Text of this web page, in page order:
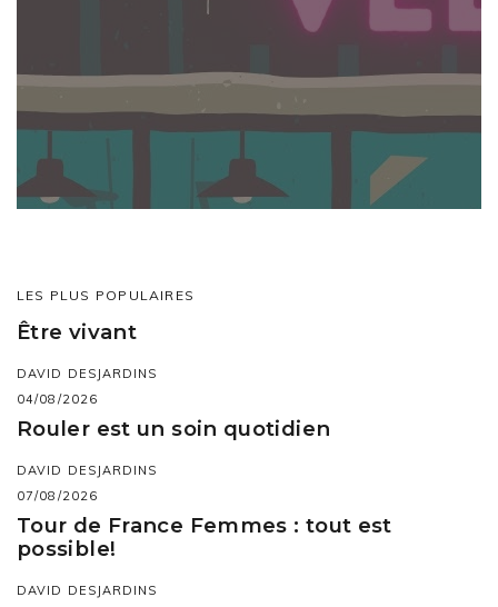
LES PLUS POPULAIRES
Être vivant
DAVID DESJARDINS
04/08/2026
Rouler est un soin quotidien
DAVID DESJARDINS
07/08/2026
Tour de France Femmes : tout est
possible!
DAVID DESJARDINS